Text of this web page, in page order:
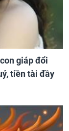
giáp đổi
tiền tài đầy